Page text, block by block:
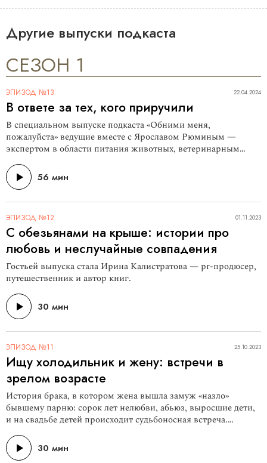
Другие выпуски подкаста
СЕЗОН 1
ЭПИЗОД №13 22.04.2024
В ответе за тех, кого приручили
В специальном выпуске подкаста «Обними меня,
пожалуйста» ведущие вместе с Ярославом Рюминым —
экспертом в области питания животных, ветеринарным
врачом, и Александрой Анохиной — руководителем
Российского общества медицины кошек (RSFM), членом
правления Национальной ветеринарной палаты,
56 мин
ЭПИЗОД №12 01.11.2023
С обезьянами на крыше: истории про
любовь и неслучайные совпадения
Гостьей выпуска стала Ирина Калистратова — pr-продюсер,
путешественник и автор книг.
30 мин
ЭПИЗОД №11 25.10.2023
Ищу холодильник и жену: встречи в
зрелом возрасте
История брака, в котором жена вышла замуж «назло»
бывшему парню: сорок лет нелюбви, абьюз, выросшие дети,
и на свадьбе детей происходит судьбоносная встреча.
История известного, но бедного художника, который искал в
квартиру холодильник, развешивая объявления. На одном
из них он написал: «Ищу холодильник и жену». История про
30 мин